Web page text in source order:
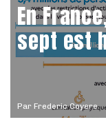
Par Frederic Coyere
En
sept est